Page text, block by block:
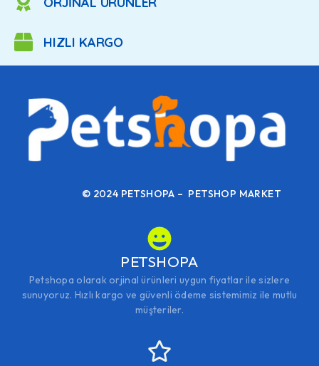
HIZLI KARGO
© 2024 PETSHOPA – PETSHOP MARKET
PETSHOPA
Petshopa olarak orjinal ürünleri uygun fiyatlar ile sizlere
sunuyoruz. Hızlı kargo ve güvenli ödeme sistemimiz ile mutlu
müşteriler.